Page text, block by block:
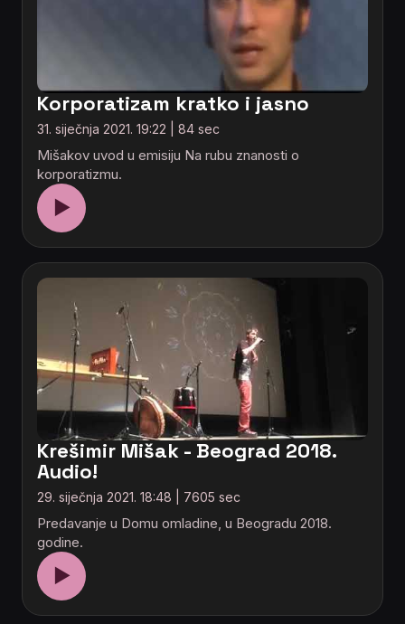
Korporatizam kratko i jasno
31. siječnja 2021. 19:22 | 84 sec
Mišakov uvod u emisiju Na rubu znanosti o
korporatizmu.
▶
Krešimir Mišak - Beograd 2018.
Audio!
29. siječnja 2021. 18:48 | 7605 sec
Predavanje u Domu omladine, u Beogradu 2018.
godine.
▶